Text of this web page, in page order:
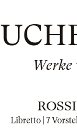
Libretto | 7